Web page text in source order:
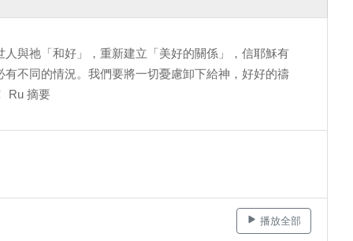
與祂「和好」，重新建立「美好的關係」，信耶穌有
不同的情況。我們要將一切憂慮卸下給神，好好的禱
Ru 摘要
播放全部